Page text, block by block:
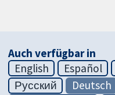
Auch verfügbar in
English
Español
Русский
Deutsch